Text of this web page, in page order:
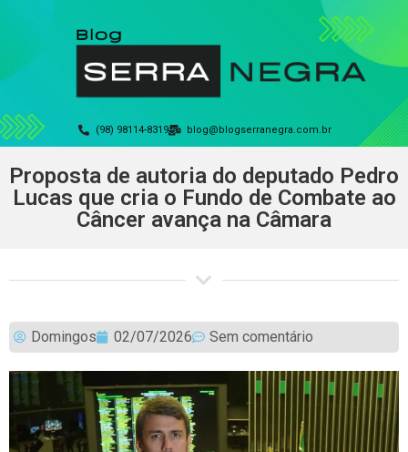
(98) 98114-8319 blog@blogserranegra.com.br
Proposta de autoria do deputado Pedro
Lucas que cria o Fundo de Combate ao
Câncer avança na Câmara
Domingos 02/07/2026 Sem comentário